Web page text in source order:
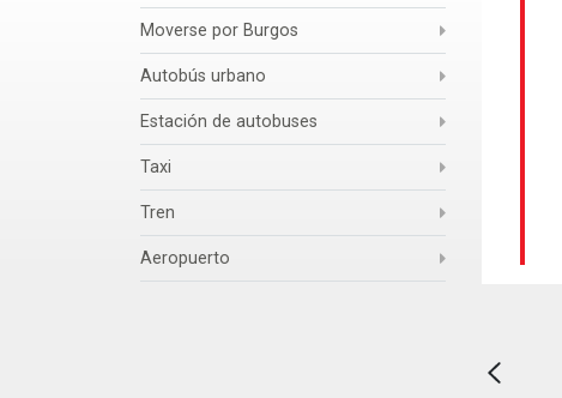
Moverse por Burgos
Autobús urbano
Estación de autobuses
Taxi
Tren
Aeropuerto